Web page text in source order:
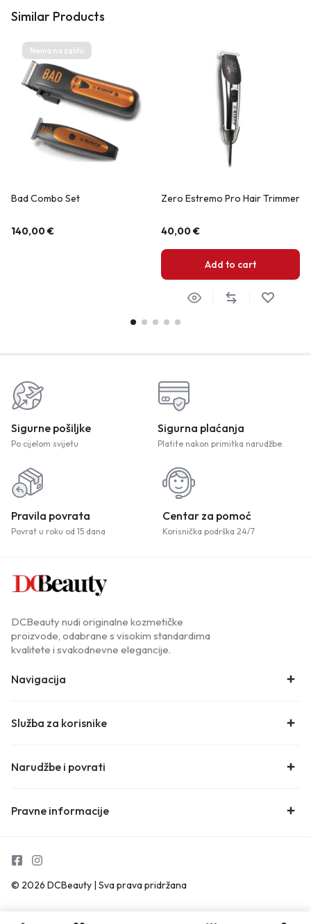
Similar Products
Nema na zalihi
Bad Combo Set
140,00€
Zero Estremo Pro Hair Trimmer
40,00€
Add to cart
Sigurne pošiljke
Po cijelom svijetu
Sigurna plaćanja
Platite nakon primitka narudžbe.
Pravila povrata
Povrat u roku od 15 dana
Centar za pomoć
Korisnička podrška 24/7
DCBeauty nudi originalne kozmetičke
proizvode, odabrane s visokim standardima
kvalitete i svakodnevne elegancije.
Navigacija
Služba za korisnike
Narudžbe i povrati
Pravne informacije
© 2026 DCBeauty | Sva prava pridržana